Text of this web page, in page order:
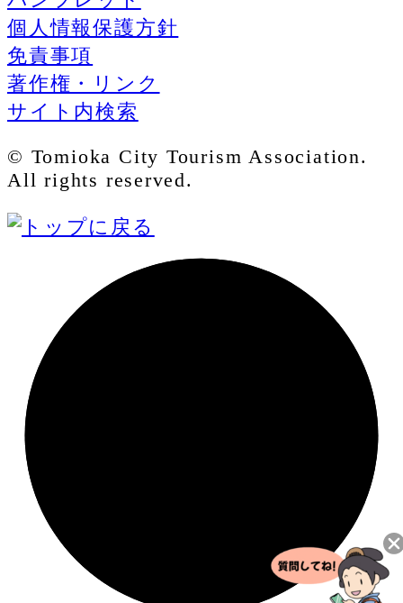
個人情報保護方針
免責事項
著作権・リンク
サイト内検索
© Tomioka City Tourism Association.
All rights reserved.